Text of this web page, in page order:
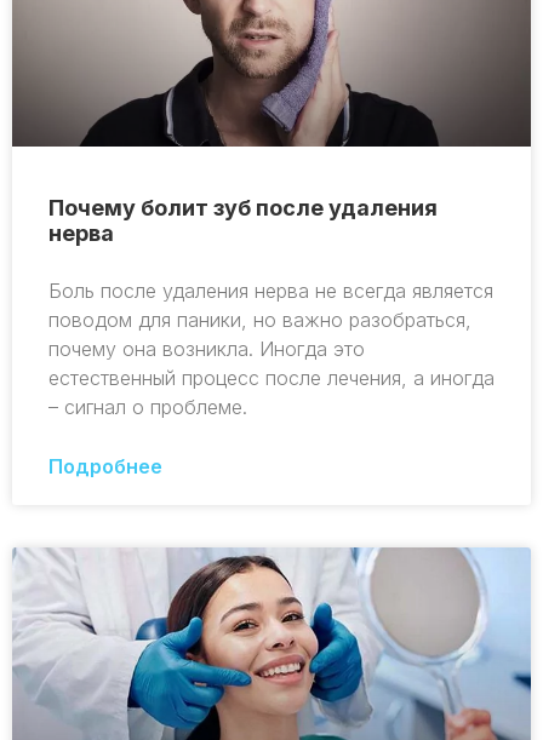
Почему болит зуб после удаления
нерва
Боль после удаления нерва не всегда является
поводом для паники, но важно разобраться,
почему она возникла. Иногда это
естественный процесс после лечения, а иногда
– сигнал о проблеме.
Подробнее